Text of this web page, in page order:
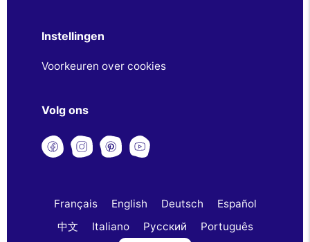
Instellingen
Voorkeuren over cookies
Volg ons
Français English Deutsch
Español
中文
Italiano Русский
Português